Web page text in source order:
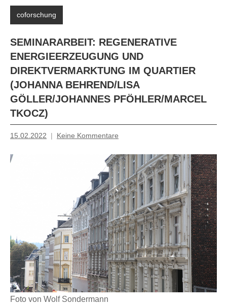
coforschung
SEMINARARBEIT: REGENERATIVE
ENERGIEERZEUGUNG UND
DIREKTVERMARKTUNG IM QUARTIER
(JOHANNA BEHREND/LISA
GÖLLER/JOHANNES PFÖHLER/MARCEL
TKOCZ)
15.02.2022
Mosche
Keine Kommentare
Foto von Wolf Sondermann